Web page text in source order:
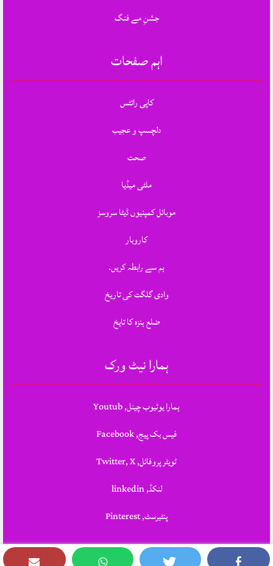
جشنِ مے فنگ
اہم صفحات
کاپی رائٹس
دلچسپ و عجیب
صحت
ملٹی میڈیا
موبائل کمپنیوں ڈیٹا سروسز
کاروبار
ہم سے رابطہ کریں.
وادی گلگت کی تاریخ
ضلع ہنزہ کا تایخ
ہمارا نیٹ ورک
ہمارا یوٹیوب چینل, Youtub
فیس بک پیج, Facebook
ٹویٹر پروفائل, Twitter, X
لنکڈ, linkedin
پنٹیرسٹ, Pinterest
Theme Designed & Developed BySTYLOTHEMES